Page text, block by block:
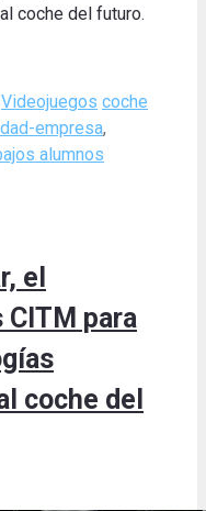
coche del futuro.
Videojuegos Tags
coche
empresa,
alumnos
el
CITM para
coche del